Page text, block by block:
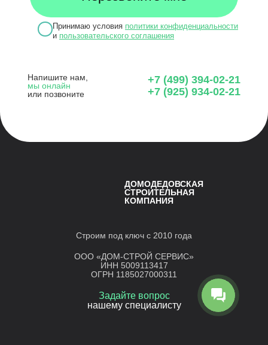
Принимаю условия политики конфиденциальности
и пользовательского соглашения
Напишите нам,
мы онлайн
или позвоните
+7 (499) 394-02-21
+7 (925) 934-02-21
ДОМОДЕДОВСКАЯ
СТРОИТЕЛЬНАЯ
КОМПАНИЯ
Строим под ключ с 2010 года
ООО «ДОМ-СТРОЙ СЕРВИС»
ИНН 5009113417
ОГРН 1185027000311
Задайте вопрос
нашему специалисту